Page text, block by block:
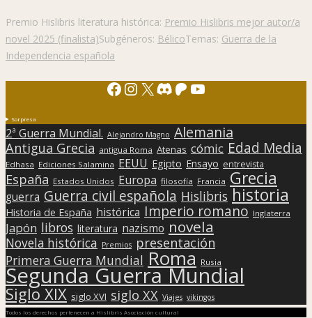
Premio Hislibris literatura histórica: Premio Hislibris mejor autor/a
novel 2025 (finalista)Subgéneros: BélicoTemas: Guerra de la
Independencia española
Facebook
Instagram
X Discord
Patreon
YouTube
Sorpresa
2ª Guerra Mundial. Alejandro Magno Alemania
Antigua Grecia antigua Roma Atenas cómic Edad Media
Edhasa Ediciones Salamina EEUU Egipto Ensayo entrevista
España Estados Unidos Europa filosofía Francia Grecia
guerra Guerra civil española Hislibris historia
Historia de España histórica Imperio romano Inglaterra
Japón libros literatura nazismo novela
Novela histórica Premios presentación
Primera Guerra Mundial Roma Rusia
Segunda Guerra Mundial
Siglo XIX siglo XVI siglo XX Viajes vikingos
Todos los derechos pertenecen a Hislibris Asociación cultural